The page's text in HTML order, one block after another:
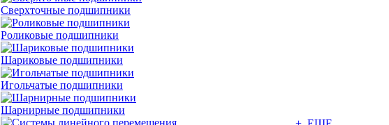
Сверхточные подшипники
Роликовые подшипники
Шариковые подшипники
Игольчатые подшипники
Шарнирные подшипники